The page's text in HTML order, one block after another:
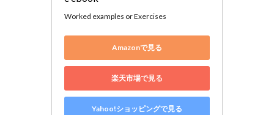
Worked examples or Exercises
Amazonで見る
楽天市場で見る
Yahoo!ショッピングで見る